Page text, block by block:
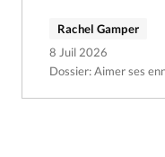
Dossier: Aimer ses
Rachel Gamper
8 Juil 2026